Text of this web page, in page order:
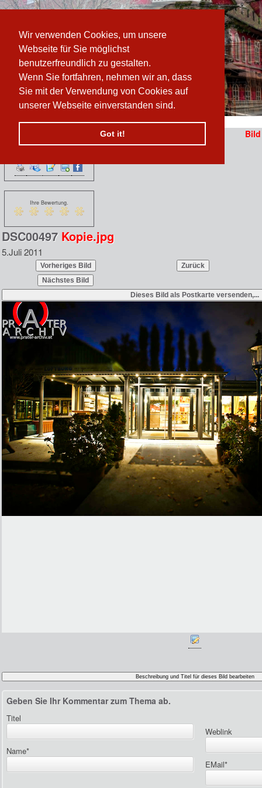
Wir verwenden Cookies, um unsere
Webseite für Sie möglichst
benutzerfreundlich zu gestalten.
Wenn Sie fortfahren, nehmen wir an, dass
Sie mit der Verwendung von Cookies auf
unserer Webseite einverstanden sind.
Got it!
sich vom
www.prater-archiv.at»/DSC00497 Kopie.jpg
Bild
Ihre Bewertung.
DSC00497 Kopie.jpg
5.Juli 2011
Geben Sie Ihr Kommentar zum Thema ab.
Titel
Weblink
Name*
EMail*